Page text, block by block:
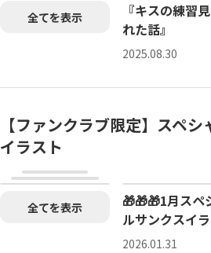
全てを表示
『キスの練習
れた話』
2025.08.30
【ファンクラブ限定】スペ
イラスト
全てを表示
🎁🎁🎁1月スペ
ルサンクスイ
ト🎁🎁🎁 🎁🎁🎁1
2026.01.31